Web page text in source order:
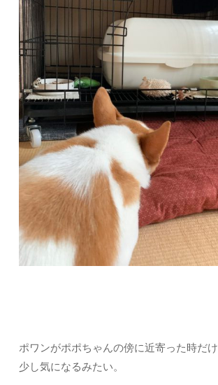
ポワンがポポちゃんの傍に近寄った時だけ
少し気になるみたい。